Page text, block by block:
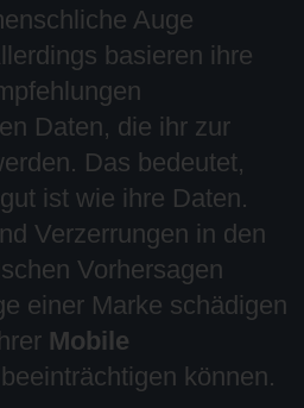
Auge
basieren ihre
Daten, die ihr zur
Das bedeutet,
ist wie ihre Daten.
Verzerrungen in den
Vorhersagen
einer Marke schädigen
Mobile
beeinträchtigen können.